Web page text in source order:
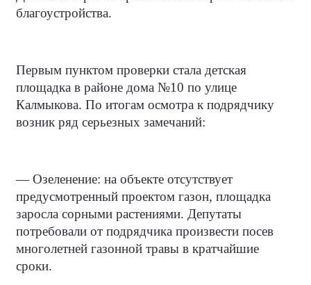
благоустройства.
Первым пунктом проверки стала детская
площадка в районе дома №10 по улице
Калмыкова. По итогам осмотра к подрядчику
возник ряд серьезных замечаний:
— Озеленение: на объекте отсутствует
предусмотренный проектом газон, площадка
заросла сорными растениями. Депутаты
потребовали от подрядчика произвести посев
многолетней газонной травы в кратчайшие
сроки.